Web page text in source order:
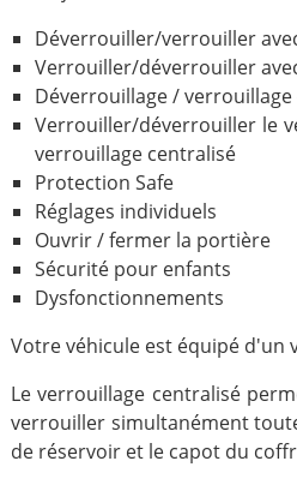
Déverrouiller/verrouiller
Verrouiller/déverrouiller
Déverrouillage / verrouillage
Verrouiller/déverrouiller le
verrouillage centralisé
Protection Safe
Réglages individuels
Ouvrir / fermer la portière
Sécurité pour enfants
Dysfonctionnements
Votre véhicule est équipé d'un
Le verrouillage centralisé
verrouiller simultanément
de réservoir et le capot du